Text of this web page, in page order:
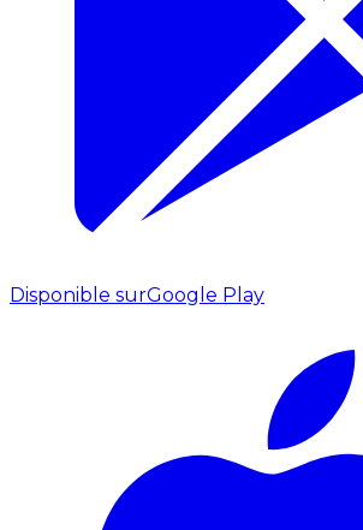
Disponible surGoogle Play